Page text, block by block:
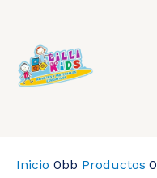
contenido
Inicio Productos